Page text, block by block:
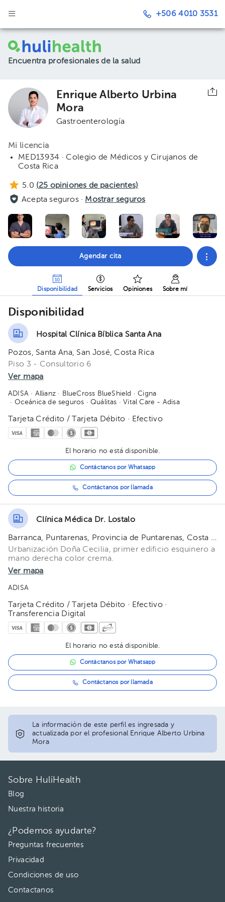
+506 4010 3531
Encuentra profesionales de la salud
Enrique Alberto Urbina
Mora
Gastroenterología
Mi licencia
MED13934 · Colegio de Médicos y Cirujanos de
Costa Rica
5.0 (25 opiniones de pacientes)
Acepta seguros · Mostrar seguros
Agendar cita
Disponibilidad Servicios Opiniones Sobre mí
Disponibilidad
Hospital Clínica Bíblica Santa Ana
Pozos, Santa Ana, San José, Costa Rica
Piso 3 - Consultorio 6
Ver mapa
ADISA · Allianz · BlueCross BlueShield · Cigna
· Oceánica de seguros · Quálitas · Vital Care - Adisa
Tarjeta Crédito / Tarjeta Débito · Efectivo
El horario no está disponible.
Contáctanos por Whatsapp
Contáctanos por llamada
Clínica Médica Dr. Lostalo
Barranca, Puntarenas, Provincia de Puntarenas, Costa Rica
Urbanización Doña Cecilia, primer edificio esquinero a
mano derecha color crema.
Ver mapa
ADISA
Tarjeta Crédito / Tarjeta Débito · Efectivo ·
Transferencia Digital
El horario no está disponible.
Contáctanos por Whatsapp
Contáctanos por llamada
La información de este perfil es ingresada y
actualizada por el profesional Enrique Alberto Urbina
Mora
Sobre HuliHealth
Blog
Nuestra historia
¿Podemos ayudarte?
Preguntas frecuentes
Privacidad
Condiciones de uso
Contactanos